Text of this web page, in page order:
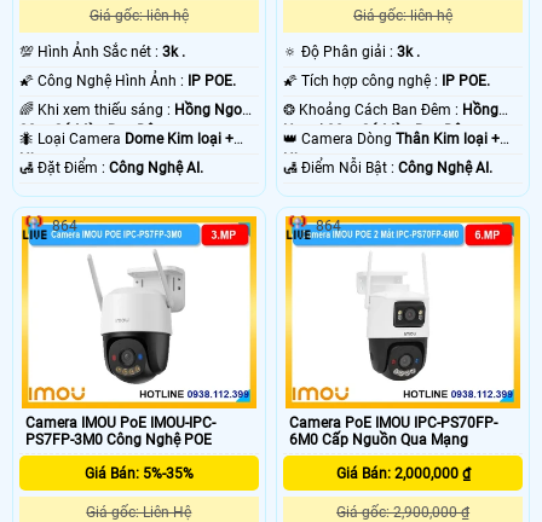
Giá gốc: liên hệ
💯 Hình Ảnh Sắc nét : 3k .
🌠 Công Nghệ Hình Ảnh :
IP POE.
🌈 Khi xem thiếu sáng : Hồng Ngoại
30m Có Màu Ban Ðêm.
🐜 Loại Camera Dome Kim loại +
Nhựa.
️🛃 Đặt Điểm : Công Nghệ AI.
Giá gốc: liên hệ
🔅 Độ Phân giải :3k .
🌠 Tích hợp công nghệ :
IP POE.
❂ Khoảng Cách Ban Đêm : Hồng
Ngoại 30m Có Màu Ban Ðêm.
👑 Camera DòngThân Kim loại +
Nhựa.
️🛃 Điểm Nỗi Bật :Công Nghệ AI.
Camera IMOU PoE IMOU-IPC-
PS7FP-3M0 Công Nghệ POE
Giá Bán: 5%-35%
Giá gốc: Liên Hệ
864
Camera PoE IMOU IPC-PS70FP-
6M0 Cấp Nguồn Qua Mạng
Giá Bán: 2,000,000 ₫
Giá gốc: 2,900,000 ₫
864